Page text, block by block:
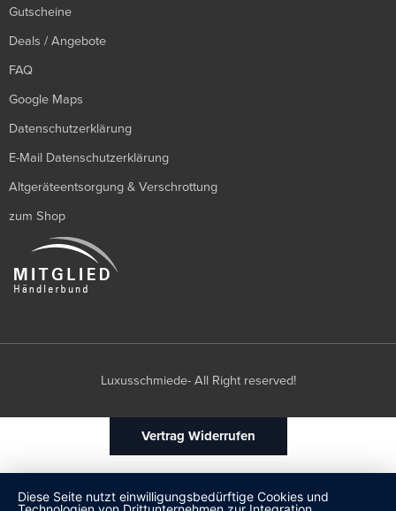
Gutscheine
Deals / Angebote
FAQ
Google Maps
Datenschutzerklärung
E-Mail Datenschutzerklärung
Altgeräteentsorgung & Verschrottung
zum Shop
Luxusschmiede- All Right reserved!
Vertrag Widerrufen
Diese Seite nutzt einwilligungsbedürftige Cookies und